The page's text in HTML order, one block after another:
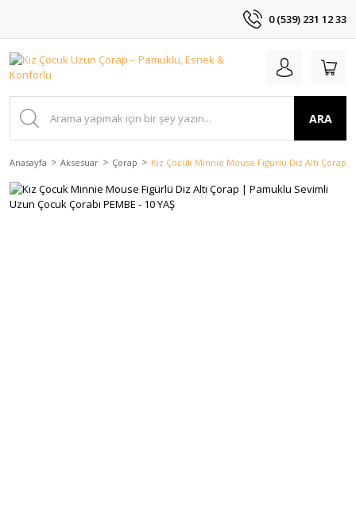
0 (539) 231 12 33
ARA
Anasayfa Aksesuar Çorap Kız Çocuk Minnie Mouse Figürlü Diz Altı Çorap